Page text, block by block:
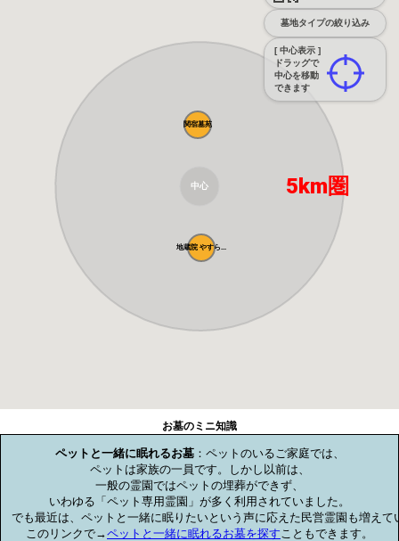
墓地タイプの絞り込み
[ 中心表示 ]
ドラッグで
中心を移動
できます
関宿墓苑
地蔵院 やすら...
中心 5km圏
お墓のミニ知識
ペットと一緒に眠れるお墓：ペットのいるご家庭では、
ペットは家族の一員です。しかし以前は、
一般の霊園ではペットの埋葬ができず、
いわゆる「ペット専用霊園」が多く利用されていました。
でも最近は、ペットと一緒に眠りたいという声に応えた民営霊園も増えて
このリンクで→ペットと一緒に眠れるお墓を探す こともできます。